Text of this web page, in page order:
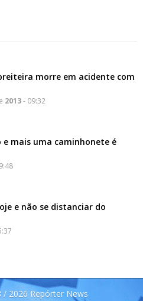
morre em acidente com
2013- 09:32
mais uma caminhonete é
e não se distanciar do
2026 Repórter News